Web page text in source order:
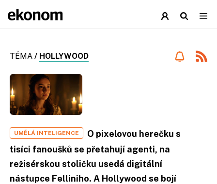
TÉMA / HOLLYWOOD
UMĚLÁ INTELIGENCE
O pixelovou herečku s
tisíci fanoušků se přetahují agenti, na
režisérskou stoličku usedá digitální
nástupce Felliniho. A Hollywood se bojí